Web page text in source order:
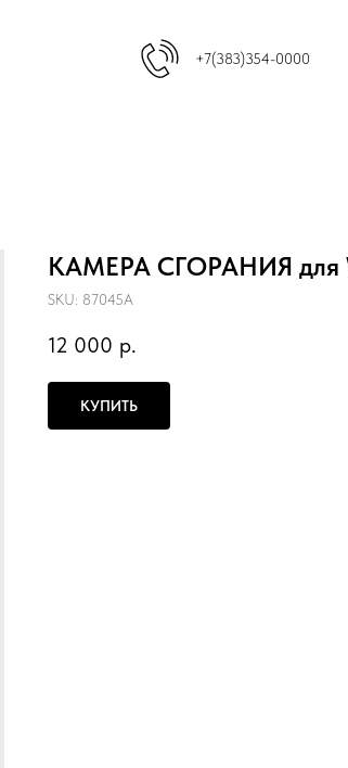
+7(383)354-0000
КАМЕРА СГОРАНИЯ для
SKU: 87045A
12 000 р.
КУПИТЬ